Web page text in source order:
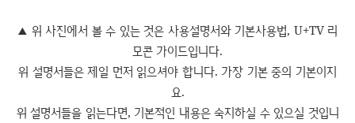
▲ 위 사진에서 볼 수 있는 것은 사용설명서와 기본사용법, U+TV 리
모콘 가이드입니다.
위 설명서들은 제일 먼저 읽으셔야 합니다. 가장 기본 중의 기본이지
요.
위 설명서들을 읽는다면, 기본적인 내용은 숙지하실 수 있으실 것입니